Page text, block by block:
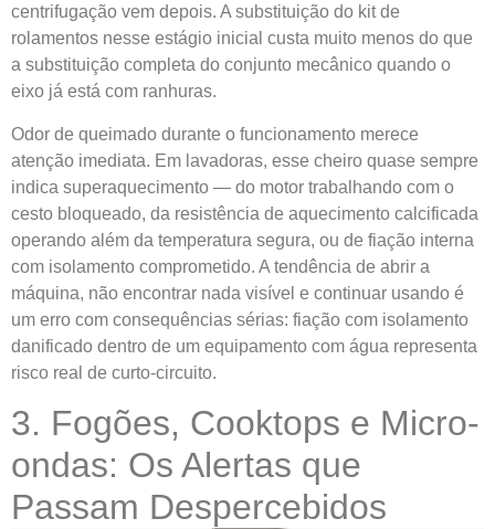
centrifugação vem depois. A substituição do kit de
rolamentos nesse estágio inicial custa muito menos do que
a substituição completa do conjunto mecânico quando o
eixo já está com ranhuras.
Odor de queimado durante o funcionamento merece
atenção imediata. Em lavadoras, esse cheiro quase sempre
indica superaquecimento — do motor trabalhando com o
cesto bloqueado, da resistência de aquecimento calcificada
operando além da temperatura segura, ou de fiação interna
com isolamento comprometido. A tendência de abrir a
máquina, não encontrar nada visível e continuar usando é
um erro com consequências sérias: fiação com isolamento
danificado dentro de um equipamento com água representa
risco real de curto-circuito.
3. Fogões, Cooktops e Micro-
ondas: Os Alertas que
Passam Despercebidos